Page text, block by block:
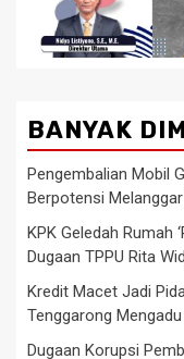
BANYAK
Pengembalian Mobil
Berpotensi
KPK Geledah Rumah
Dugaan TPPU Rita
Kredit Macet Jadi
Tenggarong
Dugaan Korupsi